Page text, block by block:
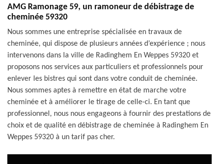
AMG Ramonage 59, un ramoneur de débistrage de
cheminée 59320
Nous sommes une entreprise spécialisée en travaux de
cheminée, qui dispose de plusieurs années d’expérience ; nous
intervenons dans la ville de Radinghem En Weppes 59320 et
proposons nos services aux particuliers et professionnels pour
enlever les bistres qui sont dans votre conduit de cheminée.
Nous sommes aptes à remettre en état de marche votre
cheminée et à améliorer le tirage de celle-ci. En tant que
professionnel, nous nous engageons à fournir des prestations de
choix et de qualité en débistrage de cheminée à Radinghem En
Weppes 59320 à un tarif pas cher.